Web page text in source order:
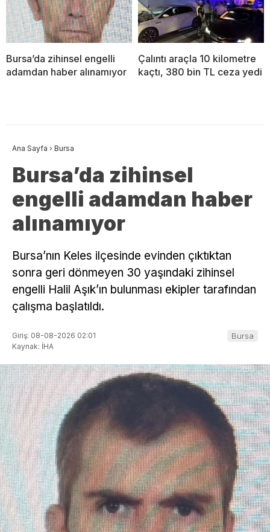
Bursa’da zihinsel engelli
adamdan haber alınamıyor
Çalıntı araçla 10 kilometre
kaçtı, 380 bin TL ceza yedi
Ana Sayfa › Bursa
Bursa’da zihinsel
engelli adamdan haber
alınamıyor
Bursa’nın Keles ilçesinde evinden çıktıktan
sonra geri dönmeyen 30 yaşındaki zihinsel
engelli Halil Aşık’ın bulunması ekipler tarafından
çalışma başlatıldı.
Giriş: 08-08-2026 02:01
Kaynak: İHA
Bursa